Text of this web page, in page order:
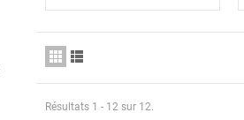
Résultats 1 - 12 sur 12.